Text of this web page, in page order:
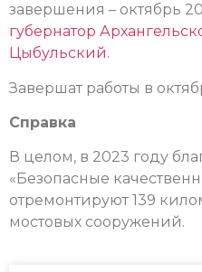
завершения – октябрь
губернатор
Цыбульский.
Завершат работы в
Справка
В целом, в 2023 году
«Безопасные
отремонтируют 139
мостовых сооружений.